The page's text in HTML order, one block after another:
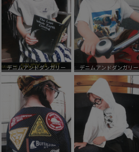
デニムアンドダンガリー デニムアンドダンガリー